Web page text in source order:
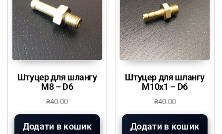
Штуцер для шлангу
М8 – D6
₴40.00
Додати в кошик
Штуцер для шлангу
М10х1 – D6
₴40.00
Додати в кошик